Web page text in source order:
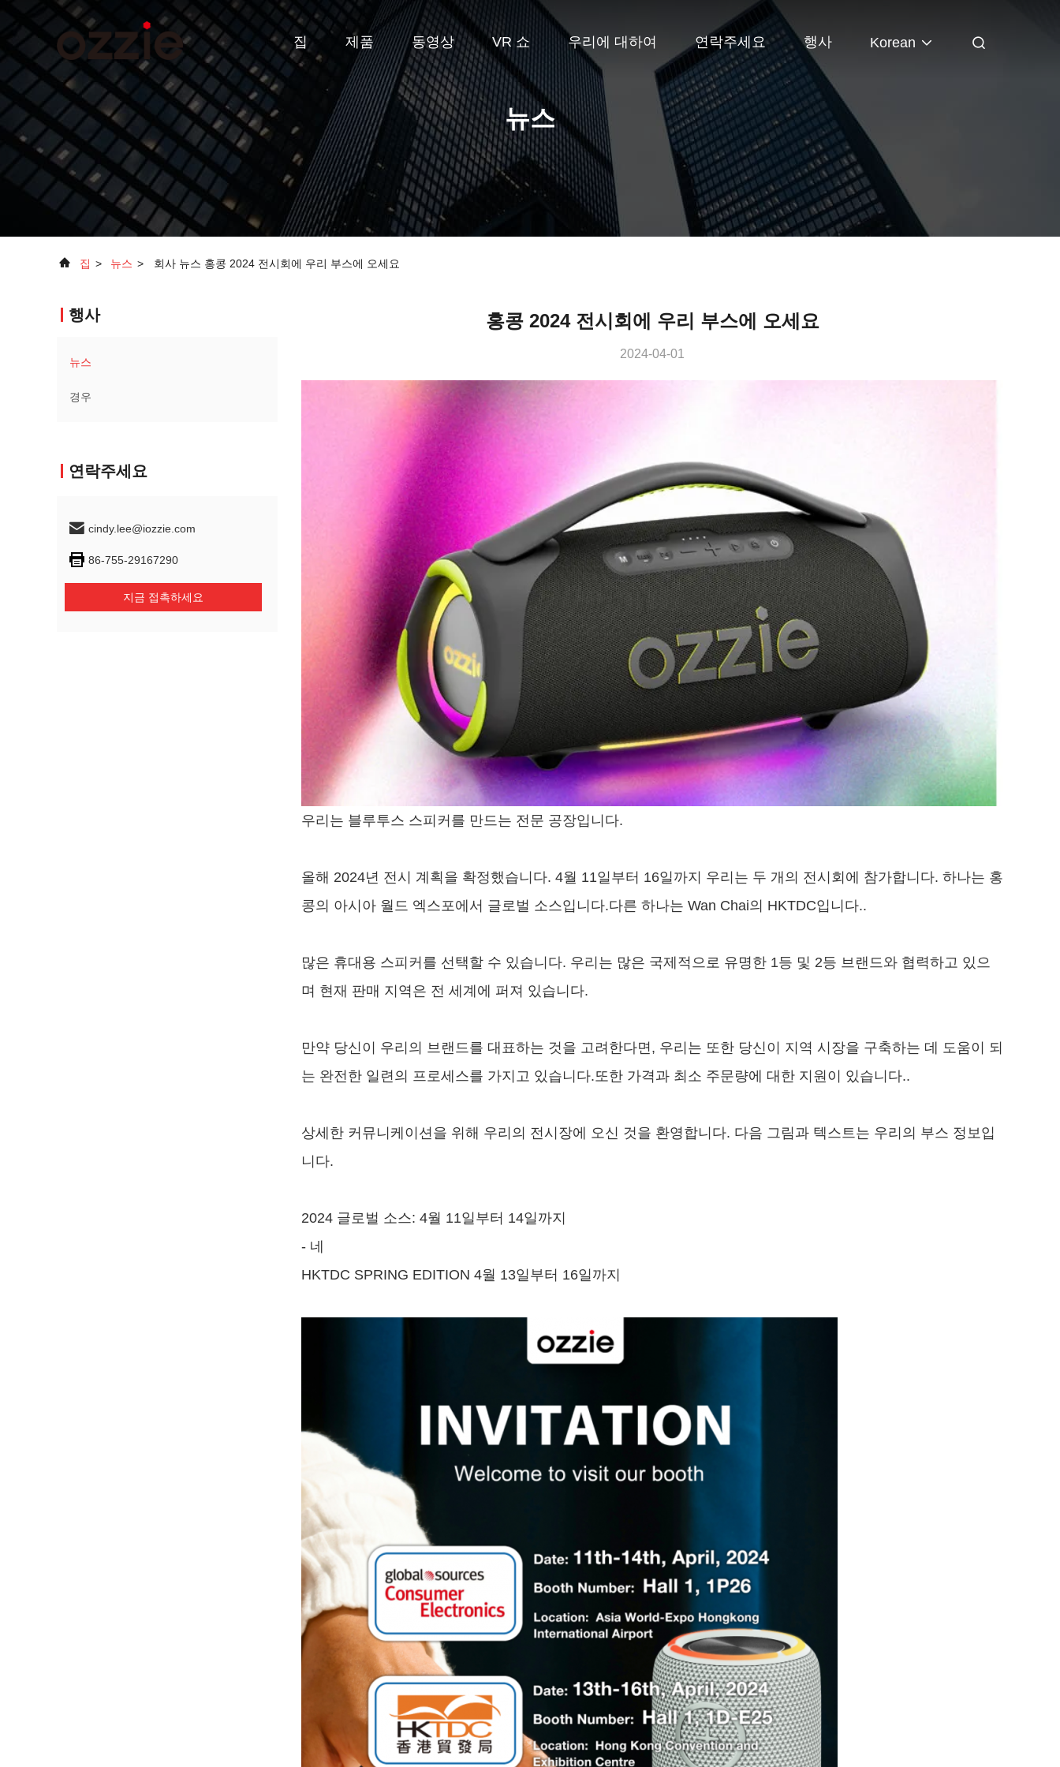
집 제품 동영상 VR 쇼 우리에 대하여 연락주세요 행사 Korean
뉴스
집 > 뉴스 > 회사 뉴스 홍콩 2024 전시회에 우리 부스에 오세요
행사
뉴스
경우
연락주세요
cindy.lee@iozzie.com
86-755-29167290
지금 접촉하세요
홍콩 2024 전시회에 우리 부스에 오세요
2024-04-01
우리는 블루투스 스피커를 만드는 전문 공장입니다.
올해 2024년 전시 계획을 확정했습니다. 4월 11일부터 16일까지 우리는 두 개의 전시회에 참가합니다. 하나는 홍
콩의 아시아 월드 엑스포에서 글로벌 소스입니다.다른 하나는 Wan Chai의 HKTDC입니다..
많은 휴대용 스피커를 선택할 수 있습니다. 우리는 많은 국제적으로 유명한 1등 및 2등 브랜드와 협력하고 있으
며 현재 판매 지역은 전 세계에 퍼져 있습니다.
만약 당신이 우리의 브랜드를 대표하는 것을 고려한다면, 우리는 또한 당신이 지역 시장을 구축하는 데 도움이 되
는 완전한 일련의 프로세스를 가지고 있습니다.또한 가격과 최소 주문량에 대한 지원이 있습니다..
상세한 커뮤니케이션을 위해 우리의 전시장에 오신 것을 환영합니다. 다음 그림과 텍스트는 우리의 부스 정보입
니다.
2024 글로벌 소스: 4월 11일부터 14일까지
- 네
HKTDC SPRING EDITION 4월 13일부터 16일까지